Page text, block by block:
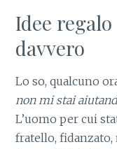
Idee
davvero
Lo so, qualcuno
non mi stai
L’uomo per cui
fratello, fidanzato,